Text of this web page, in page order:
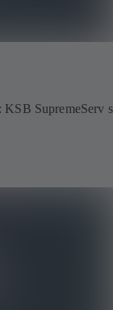
KSB SupremeServ